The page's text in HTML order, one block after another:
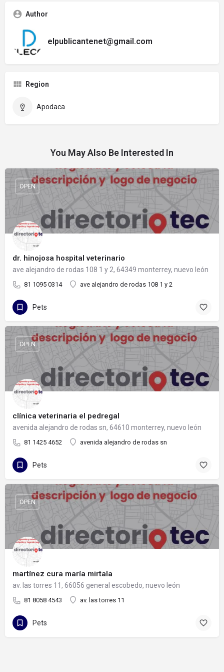
Author
elpublicantenet@gmail.com
Region
Apodaca
You May Also Be Interested In
dr. hinojosa hospital veterinario
ave alejandro de rodas 108 1 y 2, 64349 monterrey, nuevo león
81 1095 0314 ave alejandro de rodas 108 1 y 2
OPEN
Pets
clínica veterinaria el pedregal
avenida alejandro de rodas sn, 64610 monterrey, nuevo león
81 1425 4652 avenida alejandro de rodas sn
OPEN
Pets
martínez cura maría mirtala
av. las torres 11, 66056 general escobedo, nuevo león
81 8058 4543 av. las torres 11
OPEN
Pets